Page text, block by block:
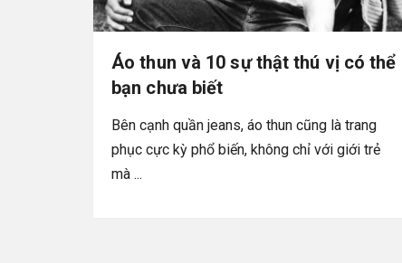
Áo thun và 10 sự thật thú vị có thể
bạn chưa biết
Bên cạnh quần jeans, áo thun cũng là trang
phục cực kỳ phổ biến, không chỉ với giới trẻ
mà ...